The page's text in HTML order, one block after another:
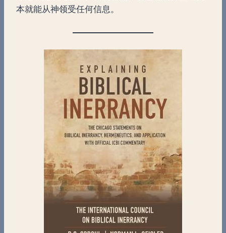
本就能从神领受任何信息。